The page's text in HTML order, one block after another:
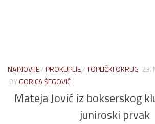
NAJNOVIJE/PROKUPLJE/TOPLIČKI OKRUG 23.
BYGORICA ŠEGOVIĆ
Mateja Jović iz bokserskog
juniroski prvak